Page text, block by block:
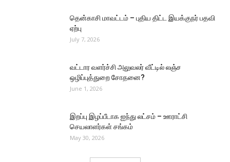
தென்காசி மாவட்டம் – புதிய திட்ட இயக்குநர் பதவி
ஏற்பு
July 7, 2026
வட்டார வளர்ச்சி அலுவலர் வீட்டில் லஞ்ச
ஒழிப்புத்துறை சோதனை?
June 1, 2026
இறப்பு இழப்பீடாக ஐந்து லட்சம் – ஊராட்சி
செயலாளர்கள் சங்கம்
May 30, 2026